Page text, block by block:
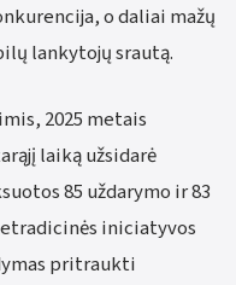
o daliai mažų
lankytojų srautą.
2025 metais
laiką užsidarė
85 uždarymo ir 83
iniciatyvos
pritraukti